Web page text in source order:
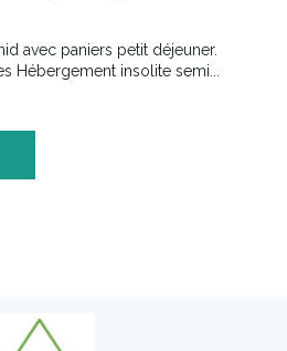
avec paniers petit déjeuner.
Hébergement insolite semi...